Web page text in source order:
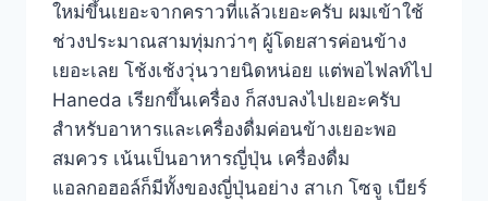
ใหม่ขึ้นเยอะจากคราวที่แล้วเยอะครับ ผมเข้าใช้
ช่วงประมาณสามทุ่มกว่าๆ ผู้โดยสารค่อนข้าง
เยอะเลย โช้งเช้งวุ่นวายนิดหน่อย แต่พอไฟลท์ไป
Haneda เรียกขึ้นเครื่อง ก็สงบลงไปเยอะครับ
สำหรับอาหารและเครื่องดื่มค่อนข้างเยอะพอ
สมควร เน้นเป็นอาหารญี่ปุ่น เครื่องดื่ม
แอลกอฮอล์ก็มีทั้งของญี่ปุ่นอย่าง สาเก โซจู เบียร์